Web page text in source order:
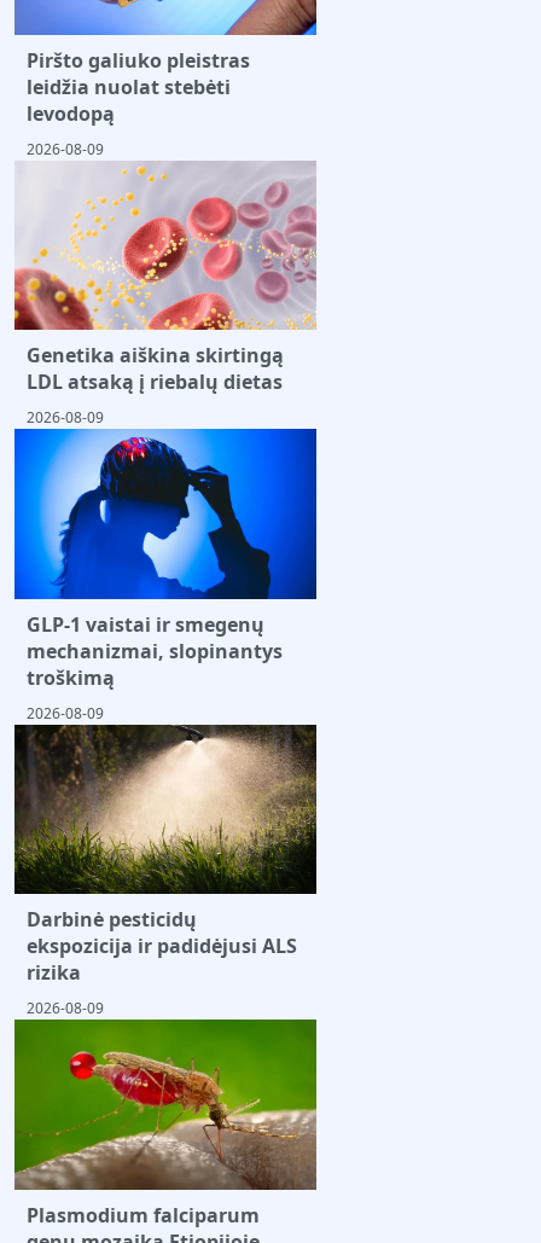
Piršto galiuko pleistras
leidžia nuolat stebėti
levodopą
2026-08-09
Genetika aiškina skirtingą
LDL atsaką į riebalų dietas
2026-08-09
GLP-1 vaistai ir smegenų
mechanizmai, slopinantys
troškimą
2026-08-09
Darbinė pesticidų
ekspozicija ir padidėjusi ALS
rizika
2026-08-09
Plasmodium falciparum